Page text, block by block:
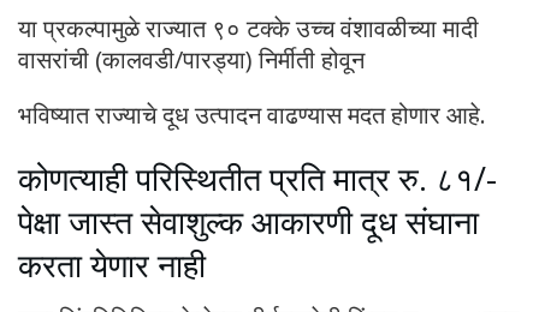
या प्रकल्पामुळे राज्यात ९० टक्के उच्च वंशावळीच्या मादी
वासरांची (कालवडी/पारड्या) निर्मीती होवून
भविष्यात राज्याचे दूध उत्पादन वाढण्यास मदत होणार आहे.
कोणत्याही परिस्थितीत प्रति मात्र रु. ८१/-
पेक्षा जास्त सेवाशुल्क आकारणी दूध संघाना
करता येणार नाही